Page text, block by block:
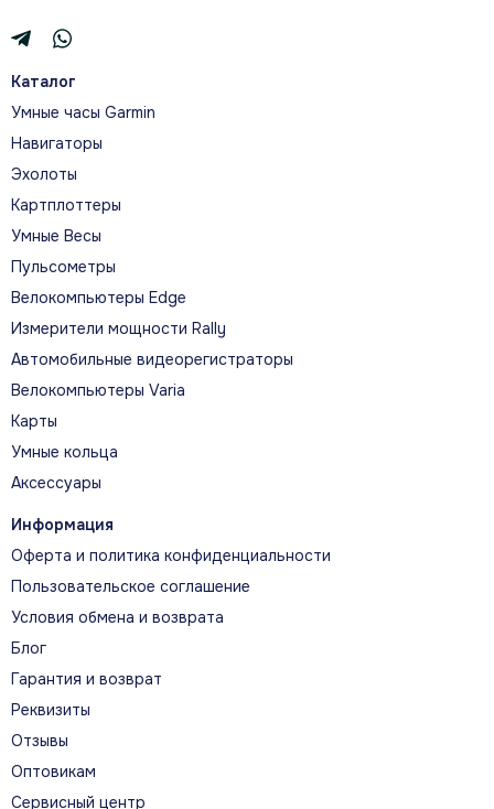
Каталог
Умные часы Garmin
Навигаторы
Эхолоты
Картплоттеры
Умные Весы
Пульсометры
Велокомпьютеры Edge
Измерители мощности Rally
Автомобильные видеорегистраторы
Велокомпьютеры Varia
Карты
Умные кольца
Аксессуары
Информация
Оферта и политика конфиденциальности
Пользовательское соглашение
Условия обмена и возврата
Блог
Гарантия и возврат
Реквизиты
Отзывы
Оптовикам
Сервисный центр